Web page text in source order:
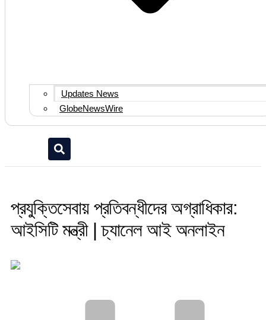
Updates News
GlobeNewsWire
প্রযুক্তিসেবায় প্রতিবন্ধীদের অগ্রাধিকার:
আইসিটি মন্ত্রী | চ্যানেল আই অনলাইন